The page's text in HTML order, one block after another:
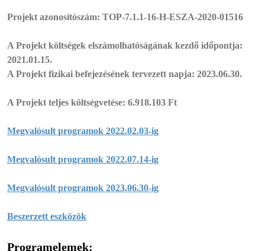
Projekt azonosítószám: TOP-7.1.1-16-H-ESZA-2020-01516
A Projekt költségek elszámolhatóságának kezdő időpontja:
2021.01.15.
A Projekt fizikai befejezésének tervezett napja: 2023.06.30.
A Projekt teljes költségvetése: 6.918.103 Ft
Megvalósult programok 2022.02.03-ig
Megvalósult programok 2022.07.14-ig
Megvalósult programok 2023.06.30-ig
Beszerzett eszközök
Programelemek: